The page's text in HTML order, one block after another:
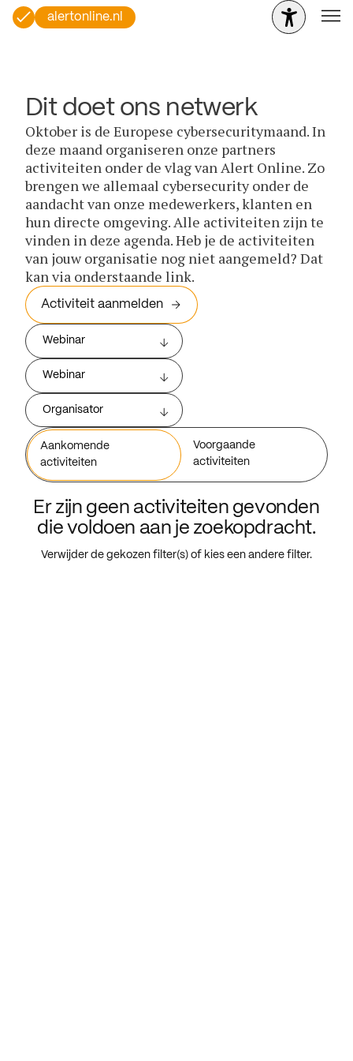
alertonline.nl
Dit doet ons netwerk
Oktober is de Europese cybersecuritymaand. In
deze maand organiseren onze partners
activiteiten onder de vlag van Alert Online. Zo
brengen we allemaal cybersecurity onder de
aandacht van onze medewerkers, klanten en
hun directe omgeving. Alle activiteiten zijn te
vinden in deze agenda. Heb je de activiteiten
van jouw organisatie nog niet aangemeld? Dat
kan via onderstaande link.
Activiteit aanmelden
Webinar
Webinar
Organisator
Aankomende
activiteiten
Voorgaande
activiteiten
Er zijn geen activiteiten gevonden
die voldoen aan je zoekopdracht.
Verwijder de gekozen filter(s) of kies een andere filter.